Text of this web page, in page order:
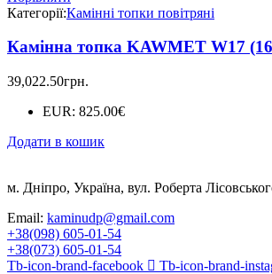
Категорії:Камінні топки повітряні
Камінна топка KAWMET W17
39,022.50грн.
EUR: 825.00€
Додати в кошик
м. Дніпро, Україна, вул. Роберта
Email: kaminudp@gmail.com
+38(098) 605-01-54
+38(073) 605-01-54
Tb-icon-brand-facebook
Tb-icon-brand-